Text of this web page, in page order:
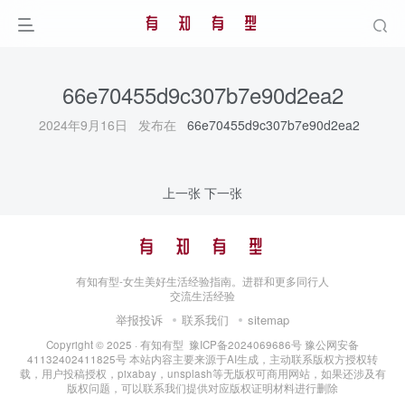
66e70455d9c307b7e90d2ea2
2024年9月16日 发布在 66e70455d9c307b7e90d2ea2
上一张 下一张
有知有型-女生美好生活经验指南。进群和更多同行人
交流生活经验
举报投诉 联系我们 sitemap
Copyright © 2025 · 有知有型 豫ICP备2024069686号 豫公网安备
41132402411825号本站内容主要来源于AI生成，主动联系版权方授权转
载，用户投稿授权，pixabay，unsplash等无版权可商用网站，如果还涉及有
版权问题，可以联系我们提供对应版权证明材料进行删除